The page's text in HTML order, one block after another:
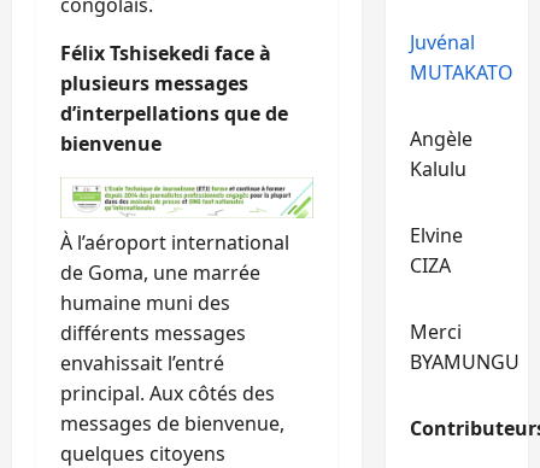
Félix Tshisekedi face à
plusieurs messages
d’interpellations que de
bienvenue
À l’aéroport international
de Goma, une marrée
humaine muni des
différents messages
envahissait l’entré
principal. Aux côtés des
messages de bienvenue,
quelques citoyens
Juvénal
MUTAKATO
Angèle
Kalulu
Elvine
CIZA
Merci
BYAMUNGU